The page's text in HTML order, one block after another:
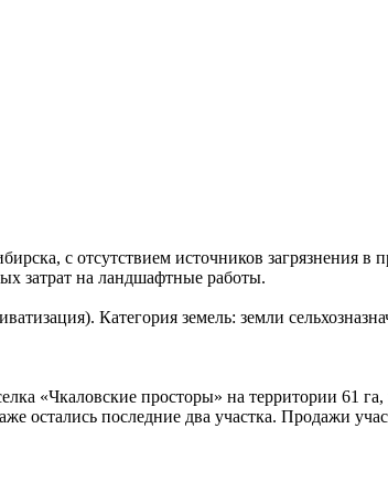
с отсутствием источников загрязнения
затрат на ландшафтные работы.
Категория земель: земли
«Чкаловские просторы» на территории 61
остались последние два участка. Продажи